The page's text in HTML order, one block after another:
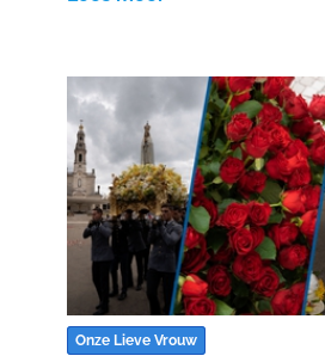
Onze Lieve Vrouw